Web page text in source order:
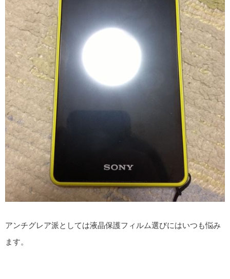
アンチグレア派としては液晶保護フィルム選びにはいつも悩み
ます。